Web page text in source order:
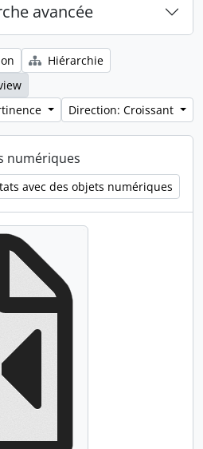
avancée
Hiérarchie
Direction: Croissant
numériques
avec des objets numériques